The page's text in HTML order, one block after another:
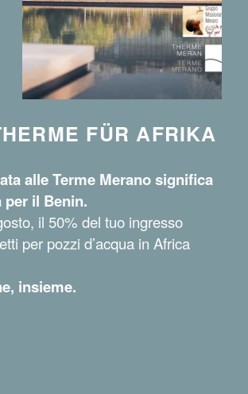
FÜR AFRIKA
alle Terme Merano significa
il Benin.
il 50% del tuo ingresso
per pozzi d’acqua in Africa
insieme.